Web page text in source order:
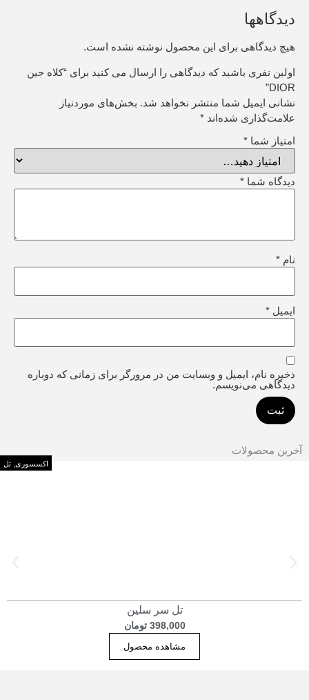
دیدگاهها
هیچ دیدگاهی برای این محصول نوشته نشده است.
اولین نفری باشید که دیدگاهی را ارسال می کنید برای “کلاه جین
DIOR”
نشانی ایمیل شما منتشر نخواهد شد. بخش‌های موردنیاز
علامت‌گذاری شده‌اند *
امتیاز شما *
دیدگاه شما *
نام *
ایمیل *
ذخیره نام، ایمیل و وبسایت من در مرورگر برای زمانی که دوباره
دیدگاهی می‌نویسم.
آخرین محصولات
اکسسوری تل
تل سر سلین
398,000 تومان
مشاهده محصول